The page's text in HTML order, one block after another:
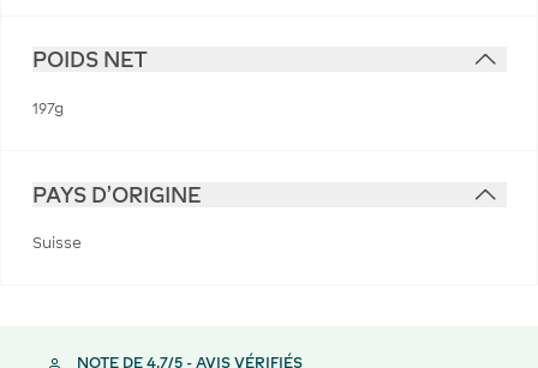
POIDS NET
197g
PAYS D'ORIGINE
Suisse
NOTE DE 4,7/5 - AVIS VÉRIFIÉS